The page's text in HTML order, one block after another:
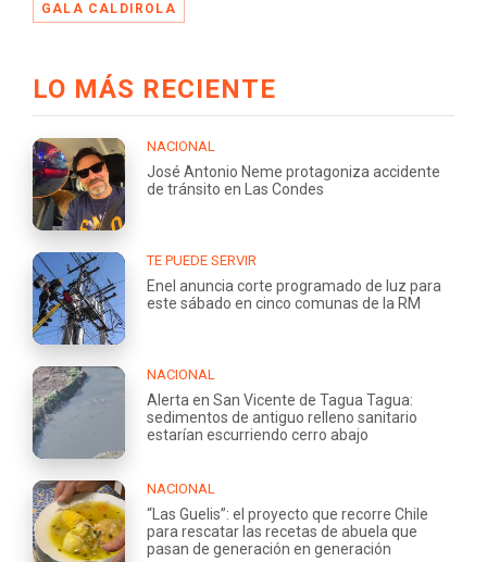
GALA CALDIROLA
LO MÁS RECIENTE
NACIONAL
José Antonio Neme protagoniza accidente
de tránsito en Las Condes
TE PUEDE SERVIR
Enel anuncia corte programado de luz para
este sábado en cinco comunas de la RM
NACIONAL
Alerta en San Vicente de Tagua Tagua:
sedimentos de antiguo relleno sanitario
estarían escurriendo cerro abajo
NACIONAL
“Las Guelis”: el proyecto que recorre Chile
para rescatar las recetas de abuela que
pasan de generación en generación